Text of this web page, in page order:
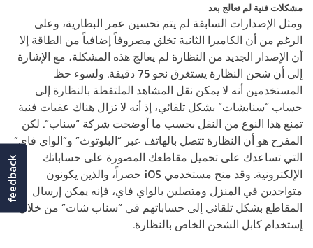
مشكلات فنية لم تعالج بعد
ومثل الإصدارات السابقة لم يتم تحسين عمر البطارية، وعلى
الرغم من أن الكاميرا الثانية تخلق مصروفاً إضافياً من الطاقة إلا
أن الإصدار الجديد من النظارة لم يعالج هذه المشكلة، مع الإشارة
إلى أن شحن النظارة يستغرق نحو 75 دقيقة. ولسوء حظ
المستخدمين أنه لا يمكن نقل المشاهد الملتقطة بالنظارة إلى
حساب “سنابشات” بشكل تلقائي، إذ أنه لا تزال هناك عقبات فنية
تمنع هذا النوع من النقل بحسب ما أوضحت شركة “سناب”. لكن
المفرح هو أن النظارة تتصل بالهاتف عبر “البلوتوث” و”الواي فاي”
التي تساعدك على تحميل مقاطعك المصورة على حساباتك
الإلكترونية. وقد منح مستخدمي iOS حصراً، والذين يكونون
متواجدين في المنزل ومتصلين بالواي فاي، فإنه يمكن إرسال
المقاطع بشكل تلقائي إلى حساباتهم في “سناب شات” من خلال
إستخدام كابل الشحن الخاص بالنظارة.
feedback